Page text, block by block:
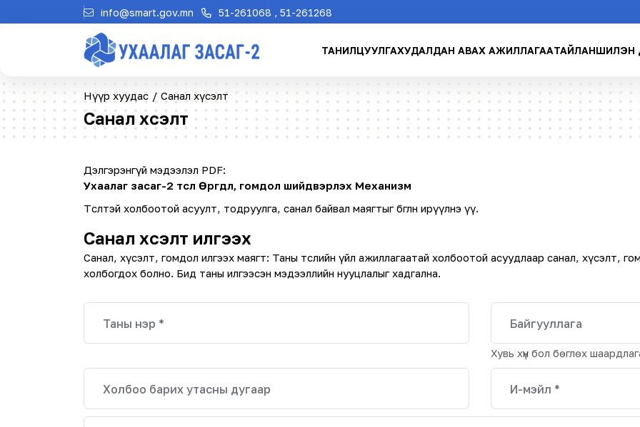
info@smart.gov.mn 51-261068 , 51-261268
ТАНИЛЦУУЛГАХУДАЛДАН АВАХ АЖИЛЛАГААТАЙЛАНШИЛЭН
Нүүр хуудас / Санал хүсэлт
Санал хүсэлт
Дэлгэрэнгүй мэдээлэл PDF:
Ухаалаг засаг-2 төсөл Өргөдөл, гомдол шийдвэрлэх Механизм
Төсөлтэй холбоотой асуулт, тодруулга, санал байвал маягтыг бөглөн ирүүлнэ үү.
Санал хүсэлт илгээх
Санал, хүсэлт, гомдол илгээх маягт: Таны төслийн үйл ажиллагаатай холбоотой асуудлаар санал, хүсэлт,
холбогдох болно. Бид таны илгээсэн мэдээллийн нууцлалыг хадгална.
Таны нэр * Байгууллага
Хувь хүн бол бөглөх
Холбоо барих утасны дугаар И-мэйл *